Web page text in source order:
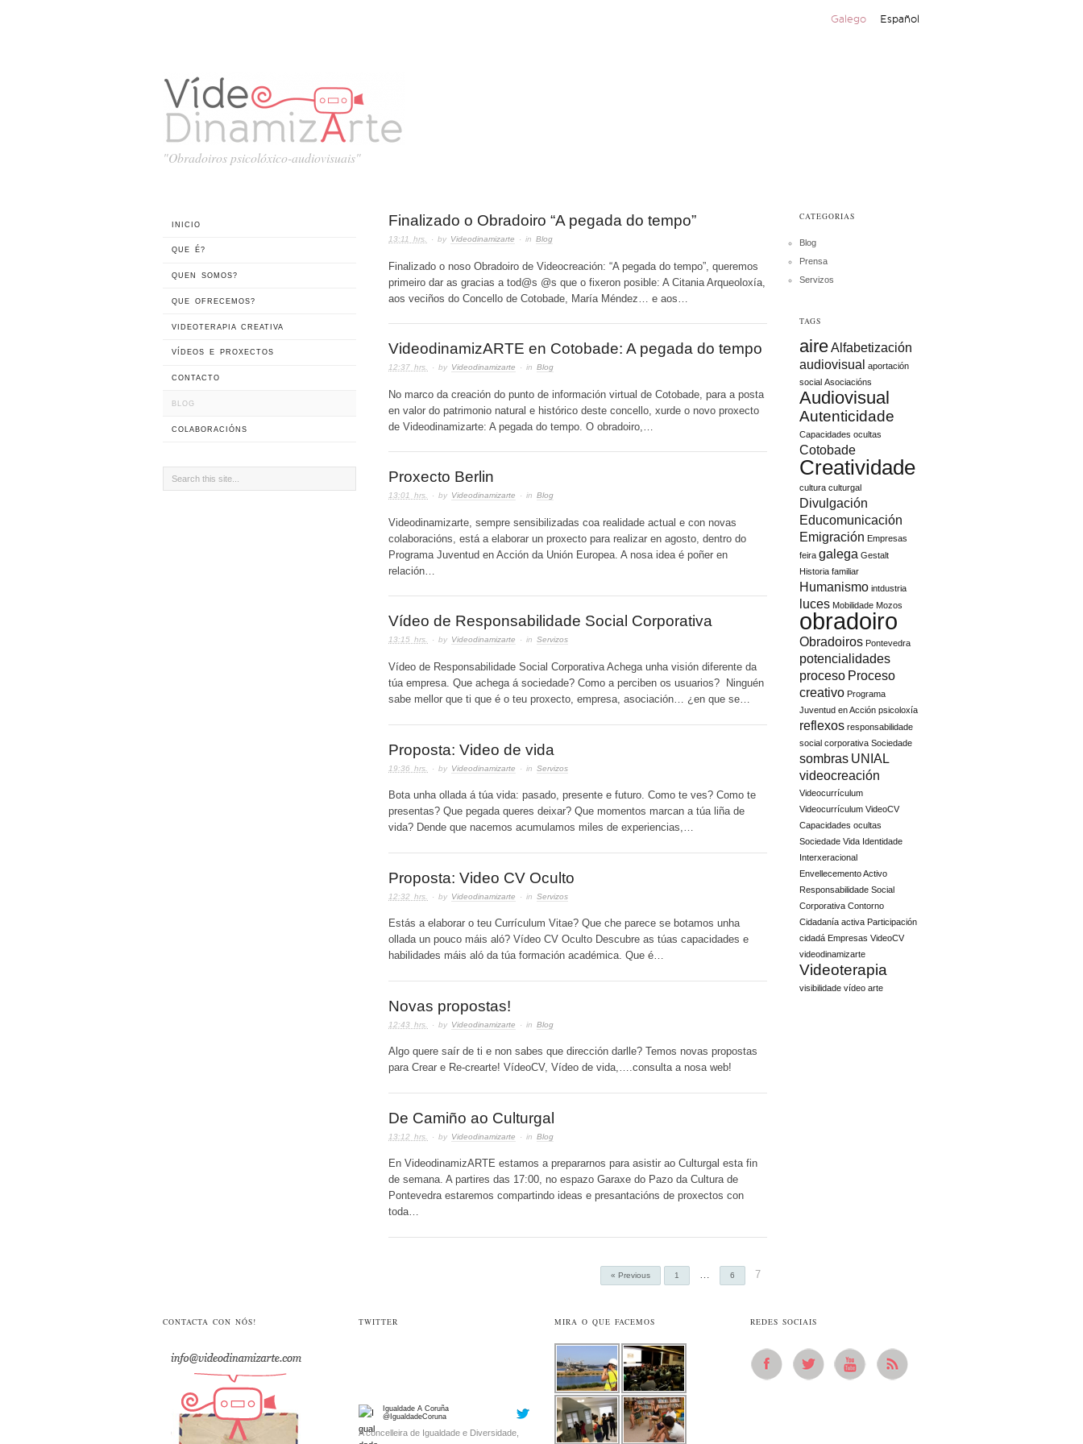
Galego Español
"Obradoiros psicolóxico-audiovisuais"
Finalizado o Obradoiro “A pegada do tempo”
13:11 hrs. · by Videodinamizarte · in Blog
Finalizado o noso Obradoiro de Videocreación: “A pegada do tempo”, queremos
primeiro dar as gracias a tod@s @s que o fixeron posible: A Citania Arqueoloxía,
aos veciños do Concello de Cotobade, María Méndez… e aos…
VideodinamizARTE en Cotobade: A pegada do tempo
12:37 hrs. · by Videodinamizarte · in Blog
No marco da creación do punto de información virtual de Cotobade, para a posta
en valor do patrimonio natural e histórico deste concello, xurde o novo proxecto
de Videodinamizarte: A pegada do tempo. O obradoiro,…
Proxecto Berlin
13:01 hrs. · by Videodinamizarte · in Blog
Videodinamizarte, sempre sensibilizadas coa realidade actual e con novas
colaboracións, está a elaborar un proxecto para realizar en agosto, dentro do
Programa Juventud en Acción da Unión Europea. A nosa idea é poñer en
relación…
Vídeo de Responsabilidade Social Corporativa
13:15 hrs. · by Videodinamizarte · in Servizos
Vídeo de Responsabilidade Social Corporativa Achega unha visión diferente da
túa empresa. Que achega á sociedade? Como a perciben os usuarios? Ninguén
sabe mellor que ti que é o teu proxecto, empresa, asociación… ¿en que se…
Proposta: Video de vida
19:36 hrs. · by Videodinamizarte · in Servizos
Bota unha ollada á túa vida: pasado, presente e futuro. Como te ves? Como te
presentas? Que pegada queres deixar? Que momentos marcan a túa liña de
vida? Dende que nacemos acumulamos miles de experiencias,…
Proposta: Video CV Oculto
12:32 hrs. · by Videodinamizarte · in Servizos
Estás a elaborar o teu Currículum Vitae? Que che parece se botamos unha
ollada un pouco máis aló? Vídeo CV Oculto Descubre as túas capacidades e
habilidades máis aló da túa formación académica. Que é…
Novas propostas!
12:43 hrs. · by Videodinamizarte · in Blog
Algo quere saír de ti e non sabes que dirección darlle? Temos novas propostas
para Crear e Re-crearte! VídeoCV, Vídeo de vida,….consulta a nosa web!
De Camiño ao Culturgal
13:12 hrs. · by Videodinamizarte · in Blog
En VideodinamizARTE estamos a prepararnos para asistir ao Culturgal esta fin
de semana. A partires das 17:00, no espazo Garaxe do Pazo da Cultura de
Pontevedra estaremos compartindo ideas e presantacións de proxectos con
toda…
« Previous 1 6 7
CATEGORIAS
Blog
Prensa
Servizos
TAGS
aireAlfabetización
audiovisual
aportación
social Asociacións
Audiovisual
Autenticidade
Capacidades ocultas
Cotobade
Creatividade
cultura culturgal
Divulgación
Educomunicación
Emigración Empresas
feira galega Gestalt
Historia familiar
Humanismo intdustria
luces Mobilidade Mozos
obradoiro
Obradoiros Pontevedra
potencialidades
proceso Proceso
creativo Programa
Juventud en Acción psicoloxía
reflexos responsabilidade
social corporativa Sociedade
sombras UNIAL
videocreación
Videocurrículum
Videocurrículum VideoCV
Capacidades ocultas
Sociedade Vida Identidade
Interxeracional
Envellecemento Activo
Responsabilidade Social
Corporativa Contorno
Cidadanía activa Participación
cidadá Empresas VideoCV
videodinamizarte
Videoterapia
visibilidade vídeo arte
INICIO
QUE É?
QUEN SOMOS?
QUE OFRECEMOS?
VIDEOTERAPIA CREATIVA
VÍDEOS E PROXECTOS
CONTACTO
BLOG
COLABORACIÓNS
CONTACTA CON NÓS! TWITTER
Videodinamizarte
Atención! en Madrid no 2019 a
13:25 · December 11, 2018
actividades que se imparten dentro da
Escola de Empoderamento Feminista.
Estivo no obradoiro 'As mulleres que
MIRA O QUE FACEMOS REDES SOCIAIS